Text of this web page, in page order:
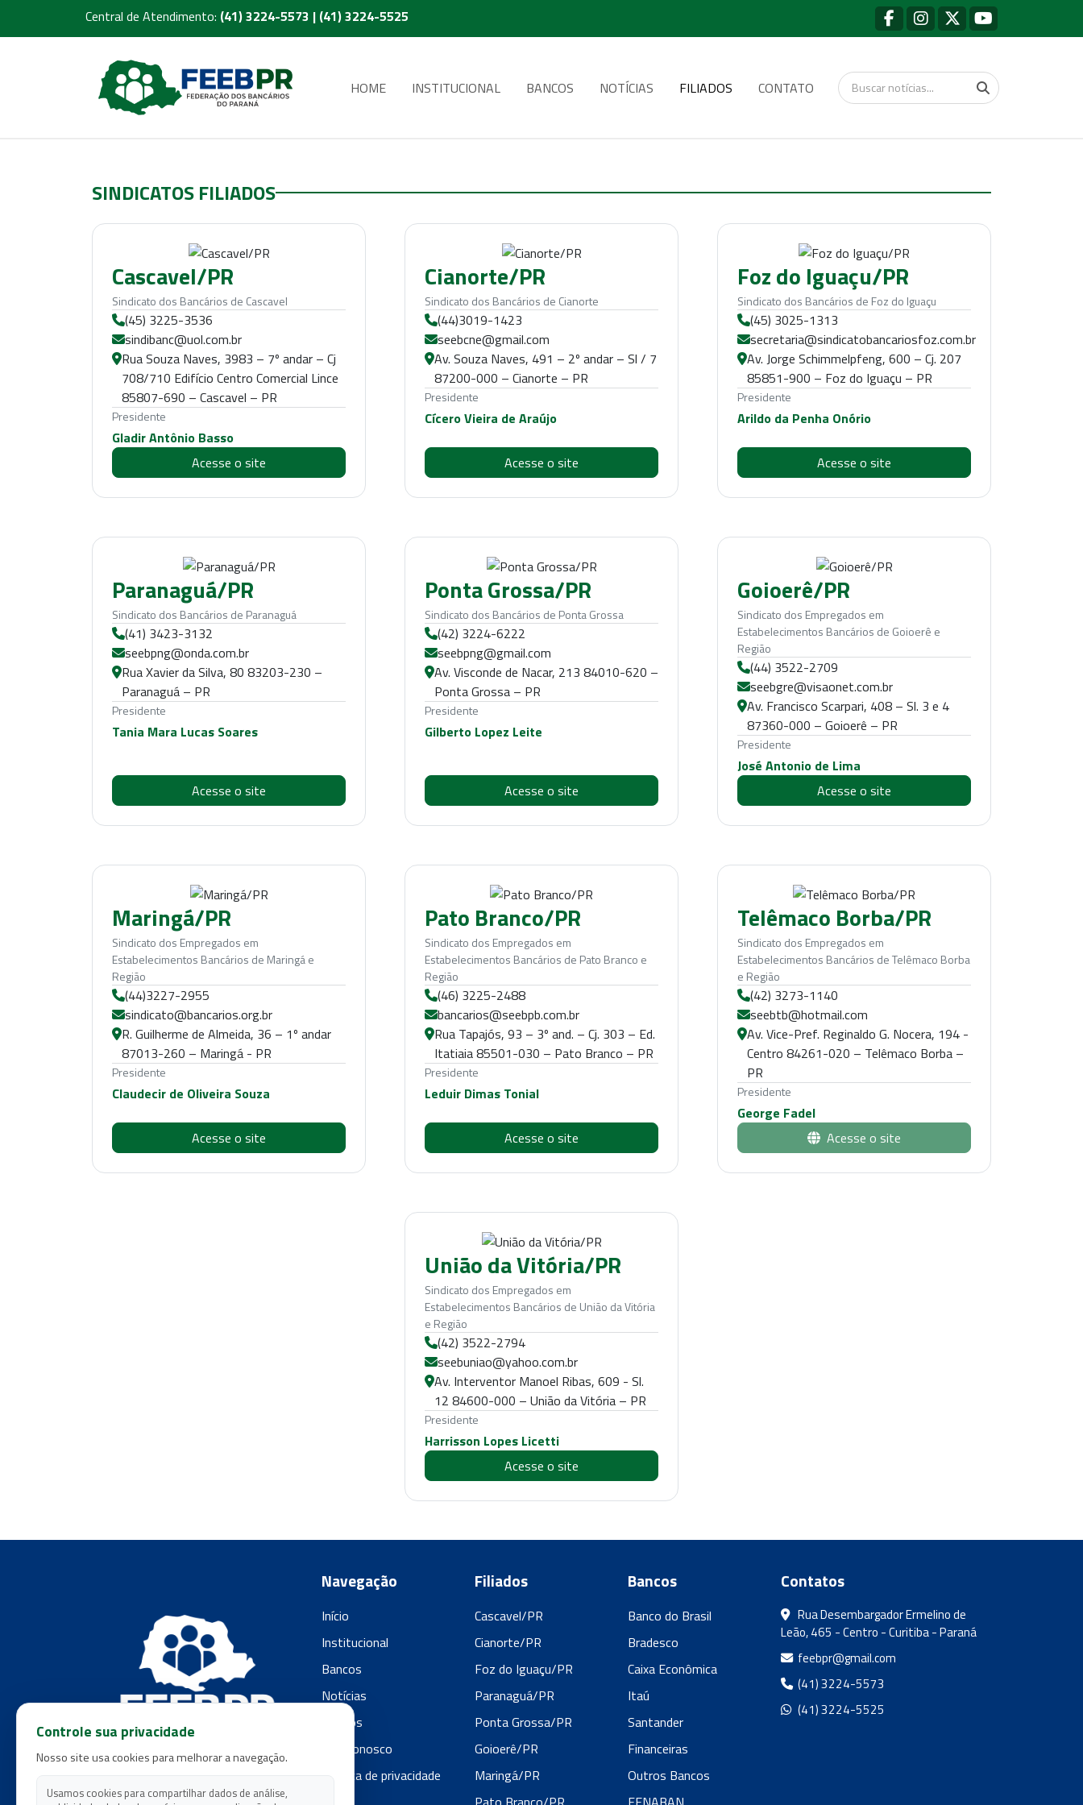
Central de Atendimento: (41) 3224-5573 | (41) 3224-5525
HOME INSTITUCIONAL BANCOS NOTÍCIAS FILIADOS CONTATO
SINDICATOS FILIADOS
Cascavel/PR
Sindicato dos Bancários de Cascavel
(45) 3225-3536
sindibanc@uol.com.br
Rua Souza Naves, 3983 – 7º andar – Cj
708/710 Edifício Centro Comercial Lince
85807-690 – Cascavel – PR
Presidente
Gladir Antônio Basso
Acesse o site
Cianorte/PR
Sindicato dos Bancários de Cianorte
(44)3019-1423
seebcne@gmail.com
Av. Souza Naves, 491 – 2º andar – Sl / 7
87200-000 – Cianorte – PR
Presidente
Cícero Vieira de Araújo
Acesse o site
Foz do Iguaçu/PR
Sindicato dos Bancários de Foz do Iguaçu
(45) 3025-1313
secretaria@sindicatobancariosfoz.com.br
Av. Jorge Schimmelpfeng, 600 – Cj. 207
85851-900 – Foz do Iguaçu – PR
Presidente
Arildo da Penha Onório
Acesse o site
Paranaguá/PR
Sindicato dos Bancários de Paranaguá
(41) 3423-3132
seebpng@onda.com.br
Rua Xavier da Silva, 80 83203-230 –
Paranaguá – PR
Presidente
Tania Mara Lucas Soares
Acesse o site
Ponta Grossa/PR
Sindicato dos Bancários de Ponta Grossa
(42) 3224-6222
seebpng@gmail.com
Av. Visconde de Nacar, 213 84010-620 –
Ponta Grossa – PR
Presidente
Gilberto Lopez Leite
Acesse o site
Goioerê/PR
Sindicato dos Empregados em
Estabelecimentos Bancários de Goioerê e
Região
(44) 3522-2709
seebgre@visaonet.com.br
Av. Francisco Scarpari, 408 – Sl. 3 e 4
87360-000 – Goioerê – PR
Presidente
José Antonio de Lima
Acesse o site
Maringá/PR
Sindicato dos Empregados em
Estabelecimentos Bancários de Maringá e
Região
(44)3227-2955
sindicato@bancarios.org.br
R. Guilherme de Almeida, 36 – 1º andar
87013-260 – Maringá - PR
Presidente
Claudecir de Oliveira Souza
Acesse o site
Pato Branco/PR
Sindicato dos Empregados em
Estabelecimentos Bancários de Pato Branco e
Região
(46) 3225-2488
bancarios@seebpb.com.br
Rua Tapajós, 93 – 3º and. – Cj. 303 – Ed.
Itatiaia 85501-030 – Pato Branco – PR
Presidente
Leduir Dimas Tonial
Acesse o site
Telêmaco Borba/PR
Sindicato dos Empregados em
Estabelecimentos Bancários de Telêmaco Borba
e Região
(42) 3273-1140
seebtb@hotmail.com
Av. Vice-Pref. Reginaldo G. Nocera, 194 -
Centro 84261-020 – Telêmaco Borba –
PR
Presidente
George Fadel
Acesse o site
União da Vitória/PR
Sindicato dos Empregados em
Estabelecimentos Bancários de União da Vitória
e Região
(42) 3522-2794
seebuniao@yahoo.com.br
Av. Interventor Manoel Ribas, 609 - Sl.
12 84600-000 – União da Vitória – PR
Presidente
Harrisson Lopes Licetti
Acesse o site
Navegação
Início
Institucional
Bancos
Notícias
Filiados
Fale conosco
Política de privacidade
Filiados
Cascavel/PR
Cianorte/PR
Foz do Iguaçu/PR
Paranaguá/PR
Ponta Grossa/PR
Goioerê/PR
Maringá/PR
Bancos
Banco do Brasil
Bradesco
Caixa Econômica
Itaú
Santander
Financeiras
Outros Bancos
Contatos
Rua Desembargador Ermelino de
Leão, 465 - Centro - Curitiba - Paraná
feebpr@gmail.com
(41) 3224-5573
(41) 3224-5525
Controle sua privacidade
Nosso site usa cookies para melhorar a navegação.
Usamos cookies para compartilhar dados de análise,